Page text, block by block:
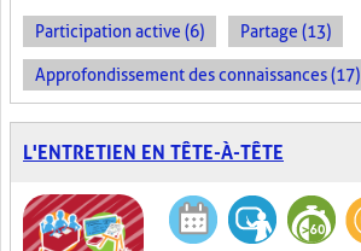
Participation active (6) Partage (13)
Approfondissement des connaissances (17)
L'ENTRETIEN EN TÊTE-À-TÊTE